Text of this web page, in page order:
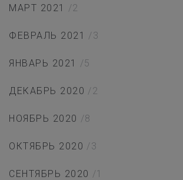
МАРТ 2021 /2
ФЕВРАЛЬ 2021 /3
ЯНВАРЬ 2021 /5
ДЕКАБРЬ 2020 /2
НОЯБРЬ 2020 /8
ОКТЯБРЬ 2020 /3
СЕНТЯБРЬ 2020 /1